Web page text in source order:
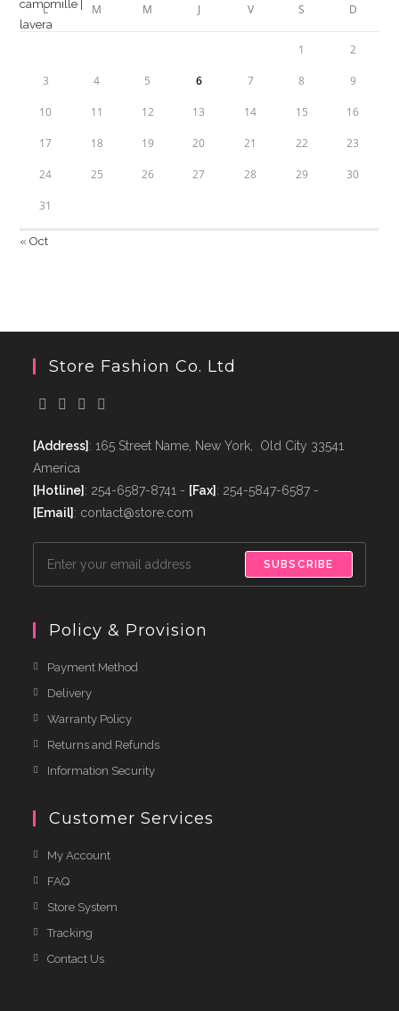
L M M J V S D
1 2
3 4 5 6 7 8 9
10 11 12 13 14 15 16
17 18 19 20 21 22 23
24 25 26 27 28 29 30
31
« Oct
Store Fashion Co. Ltd
[Address]: 165 Street Name, New York, Old City 33541
America
[Hotline]: 254-6587-8741 - [Fax]: 254-5847-6587 -
[Email]: contact@store.com
SUBSCRIBE
Policy & Provision
Payment Method
Delivery
Warranty Policy
Returns and Refunds
Information Security
Customer Services
My Account
FAQ
Store System
Tracking
Contact Us